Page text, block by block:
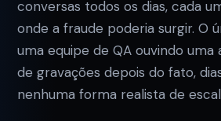
conversas todos os dias, cada
onde a fraude poderia surgir. O
uma equipe de QA ouvindo
de gravações depois do fato,
nenhuma forma realista de